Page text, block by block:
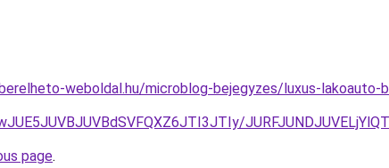
weboldal.hu/microblog-bejegyzes/luxus-
page.